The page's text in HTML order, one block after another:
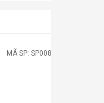
MÃ SP: SP008621